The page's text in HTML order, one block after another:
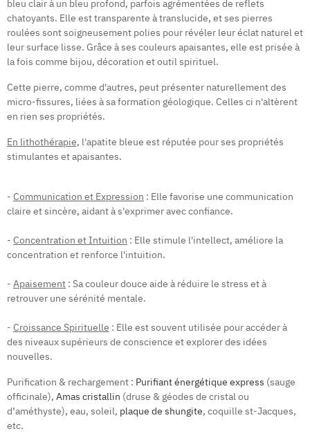
bleu clair à un bleu profond, parfois agrémentées de reflets
chatoyants. Elle est transparente à translucide, et ses pierres
roulées sont soigneusement polies pour révéler leur éclat naturel et
leur surface lisse. Grâce à ses couleurs apaisantes, elle est prisée à
la fois comme bijou, décoration et outil spirituel.
Cette pierre, comme d'autres, peut présenter naturellement des
micro-fissures, liées à sa formation géologique. Celles ci n'altèrent
en rien ses propriétés.
En lithothérapie, l'apatite bleue est réputée pour ses propriétés
stimulantes et apaisantes.
- Communication et Expression : Elle favorise une communication
claire et sincère, aidant à s'exprimer avec confiance.
- Concentration et Intuition : Elle stimule l'intellect, améliore la
concentration et renforce l'intuition.
- Apaisement : Sa couleur douce aide à réduire le stress et à
retrouver une sérénité mentale.
- Croissance Spirituelle : Elle est souvent utilisée pour accéder à
des niveaux supérieurs de conscience et explorer des idées
nouvelles.
Purification & rechargement : Purifiant énergétique express (sauge
officinale), Amas cristallin (druse & géodes de cristal ou
d’améthyste), eau, soleil, plaque de shungite, coquille st-Jacques,
etc.